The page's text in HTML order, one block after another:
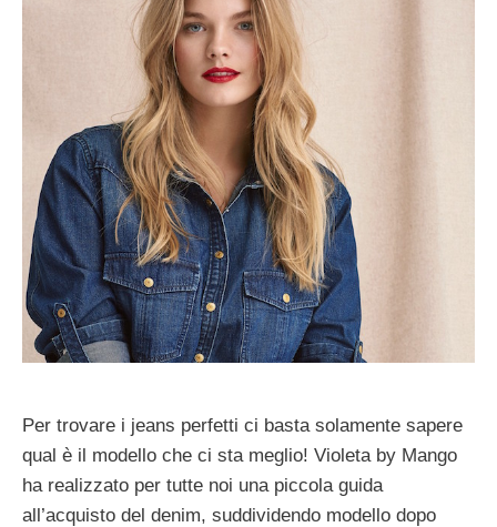
Per trovare i jeans perfetti ci basta solamente sapere
qual è il modello che ci sta meglio! Violeta by Mango
ha realizzato per tutte noi una piccola guida
all’acquisto del denim, suddividendo modello dopo